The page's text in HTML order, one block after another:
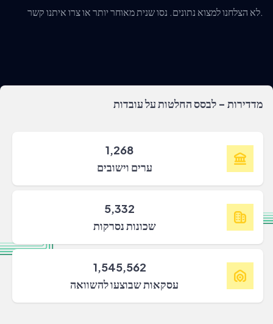
לא הצלחנו למצוא נתונים. נסו שנית מאוחר יותר או צרו איתנו קשר.
מדדירות - לבסס החלטות על עובדות
1,268
ערים וישובים
5,332
שכונות נסרקות
1,545,562
עסקאות שבוצעו להשוואה